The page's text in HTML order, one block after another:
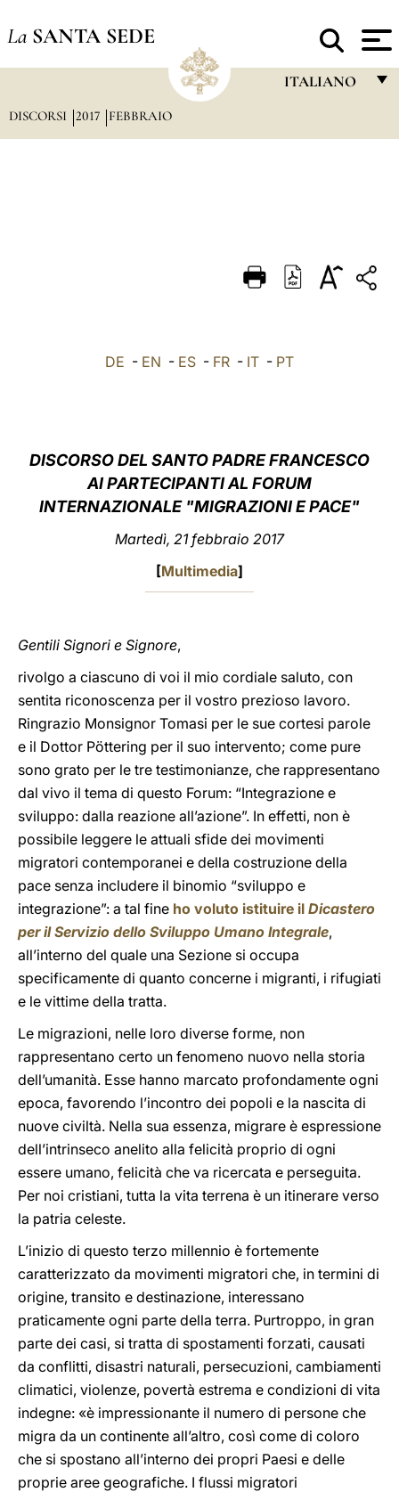
La SANTA SEDE
ITALIANO
DEUTSCH
العربيّة
DISCORSI 2017 FEBBRAIO
DE - EN - ES - FR - IT - PT
DISCORSO DEL SANTO PADRE FRANCESCO
AI PARTECIPANTI AL FORUM
INTERNAZIONALE "MIGRAZIONI E PACE"
Martedì, 21 febbraio 2017
[Multimedia]
Gentili Signori e Signore,
rivolgo a ciascuno di voi il mio cordiale saluto, con
sentita riconoscenza per il vostro prezioso lavoro.
Ringrazio Monsignor Tomasi per le sue cortesi parole
e il Dottor Pöttering per il suo intervento; come pure
sono grato per le tre testimonianze, che rappresentano
dal vivo il tema di questo Forum: “Integrazione e
sviluppo: dalla reazione all’azione”. In effetti, non è
possibile leggere le attuali sfide dei movimenti
migratori contemporanei e della costruzione della
pace senza includere il binomio “sviluppo e
integrazione”: a tal fine ho voluto istituire il Dicastero
per il Servizio dello Sviluppo Umano Integrale,
all’interno del quale una Sezione si occupa
specificamente di quanto concerne i migranti, i rifugiati
e le vittime della tratta.
Le migrazioni, nelle loro diverse forme, non
rappresentano certo un fenomeno nuovo nella storia
dell’umanità. Esse hanno marcato profondamente ogni
epoca, favorendo l’incontro dei popoli e la nascita di
nuove civiltà. Nella sua essenza, migrare è espressione
dell’intrinseco anelito alla felicità proprio di ogni
essere umano, felicità che va ricercata e perseguita.
Per noi cristiani, tutta la vita terrena è un itinerare verso
la patria celeste.
L’inizio di questo terzo millennio è fortemente
caratterizzato da movimenti migratori che, in termini di
origine, transito e destinazione, interessano
praticamente ogni parte della terra. Purtroppo, in gran
parte dei casi, si tratta di spostamenti forzati, causati
da conflitti, disastri naturali, persecuzioni, cambiamenti
climatici, violenze, povertà estrema e condizioni di vita
indegne: «è impressionante il numero di persone che
migra da un continente all’altro, così come di coloro
che si spostano all’interno dei propri Paesi e delle
proprie aree geografiche. I flussi migratori